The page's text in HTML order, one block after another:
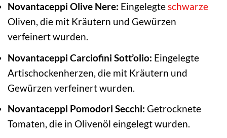
Novantaceppi Olive Nere: Eingelegteschwarze
Oliven, die mit Kräutern und Gewürzen
verfeinert wurden.
Novantaceppi Carciofini Sott’olio: Eingelegte
Artischockenherzen, die mit Kräutern und
Gewürzen verfeinert wurden.
Novantaceppi Pomodori Secchi: Getrocknete
Tomaten, die in Olivenöl eingelegt wurden.